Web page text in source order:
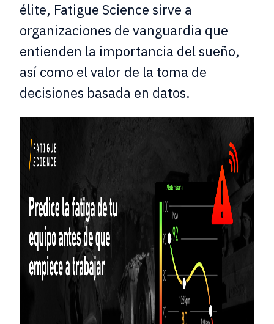
élite, Fatigue Science sirve a
organizaciones de vanguardia que
entienden la importancia del sueño,
así como el valor de la toma de
decisiones basada en datos.